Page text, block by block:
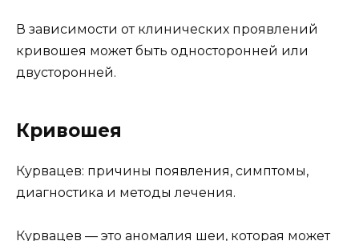
В зависимости от клинических проявлений
кривошея может быть односторонней или
двусторонней.
Кривошея
Курвацев: причины появления, симптомы,
диагностика и методы лечения.
Курвацев — это аномалия шеи, которая может